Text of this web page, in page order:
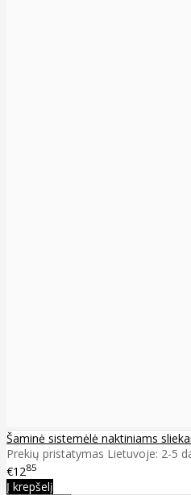
Šaminė sistemėlė naktiniams
Prekių pristatymas Lietuvoje: 2-5
€1285
Į krepšelį